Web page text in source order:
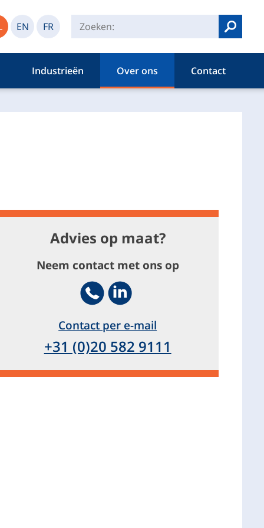
EN FR
Zoeken
Industrieën Over ons Contact
TelephoneFooter.SocialMedia.Icon.LinkedIn
Advies op maat?
Neem contact met ons op
Contact per e-mail
+31 (0)20 582 9111